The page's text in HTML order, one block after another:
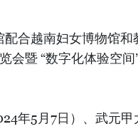
合越南妇女博物馆和
会暨 “数字化体验空间
年5月7日）、武元甲